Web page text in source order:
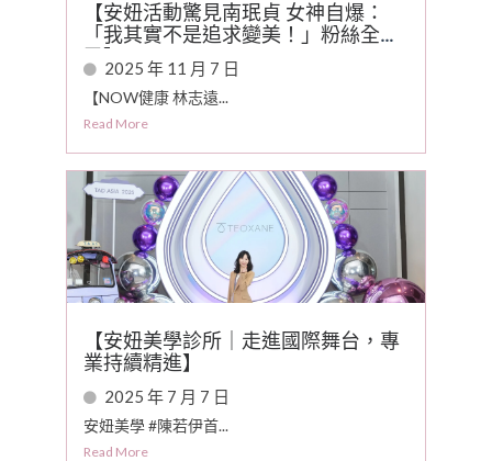
【安妞活動驚見南珉貞 女神自爆：
「我其實不是追求變美！」粉絲全驚
了】2025 年 11 月 7 日
【NOW健康 林志遠...
Read More
【安妞美學診所｜走進國際舞台，專
業持續精進】
2025 年 7 月 7 日
安妞美學 #陳若伊首...
Read More